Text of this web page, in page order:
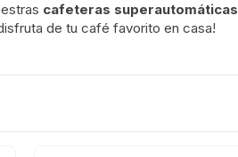
cafeteras superautomáticas
de tu café favorito en casa!